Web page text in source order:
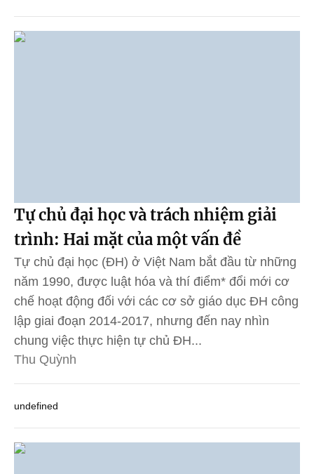
Tự chủ đại học và trách nhiệm giải
trình: Hai mặt của một vấn đề
Tự chủ đại học (ĐH) ở Việt Nam bắt đầu từ những
năm 1990, được luật hóa và thí điểm* đổi mới cơ
chế hoạt động đối với các cơ sở giáo dục ĐH công
lập giai đoạn 2014-2017, nhưng đến nay nhìn
chung việc thực hiện tự chủ ĐH...
Thu Quỳnh
undefined